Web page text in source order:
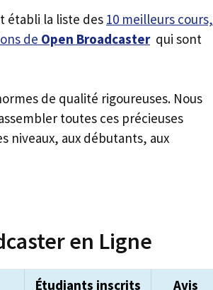
établi la liste des 10 meilleurs cours,
de Open Broadcasterqui sont
de qualité rigoureuses. Nous
toutes ces précieuses
niveaux, aux débutants, aux
en Ligne
Étudiants inscrits
Avis